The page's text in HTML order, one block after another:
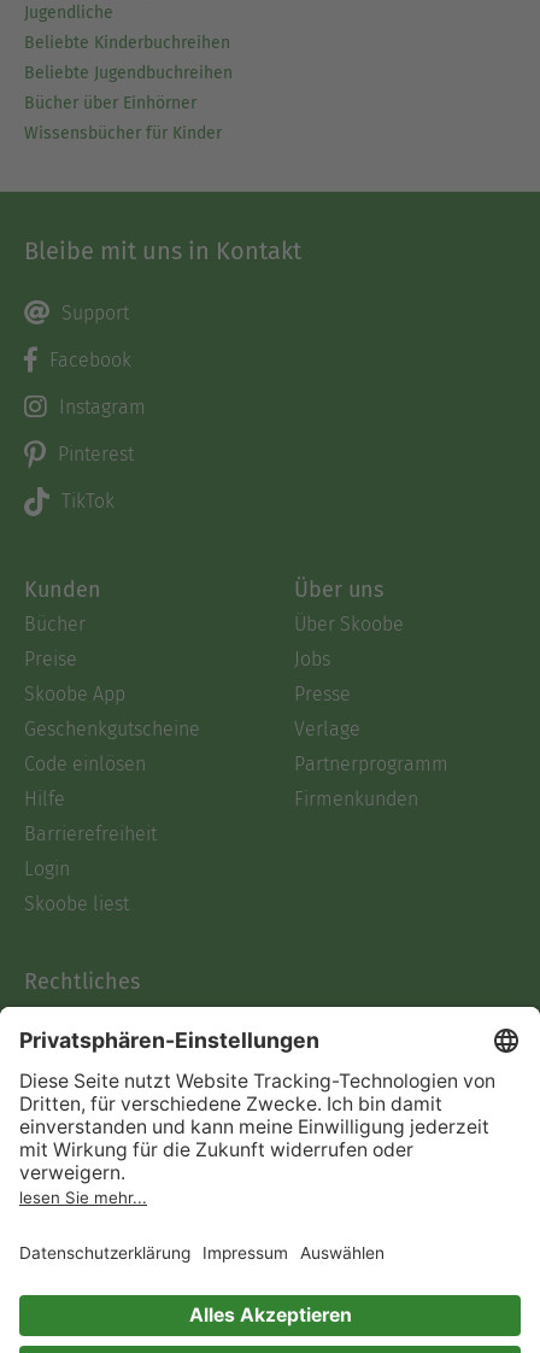
Jugendliche
Beliebte Kinderbuchreihen
Beliebte Jugendbuchreihen
Bücher über Einhörner
Wissensbücher für Kinder
Bleibe mit uns in Kontakt
Support
Facebook
Instagram
Pinterest
TikTok
Kunden
Bücher
Preise
Skoobe App
Geschenkgutscheine
Code einlösen
Hilfe
Barrierefreiheit
Login
Skoobe liest
Über uns
Über Skoobe
Jobs
Presse
Verlage
Partnerprogramm
Firmenkunden
Rechtliches
AGB
Informationen nach Data
Act
Verträge hier kündigen
Impressum
Immer ein gutes Buch